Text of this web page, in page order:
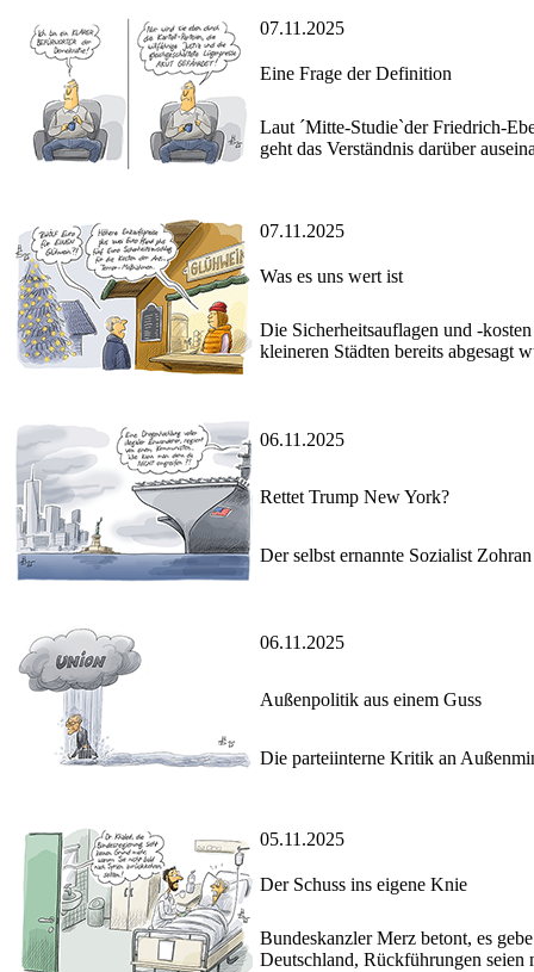
07.11.2025
Eine Frage der Definition
Laut ´Mitte-Studie`der Friedrich-
geht das Verständnis darüber
07.11.2025
Was es uns wert ist
Die Sicherheitsauflagen und -
kleineren Städten bereits abgesagt
06.11.2025
Rettet Trump New York?
Der selbst ernannte Sozialist
06.11.2025
Außenpolitik aus einem Guss
Die parteiinterne Kritik an
05.11.2025
Der Schuss ins eigene Knie
Bundeskanzler Merz betont, es
Deutschland, Rückführungen seien